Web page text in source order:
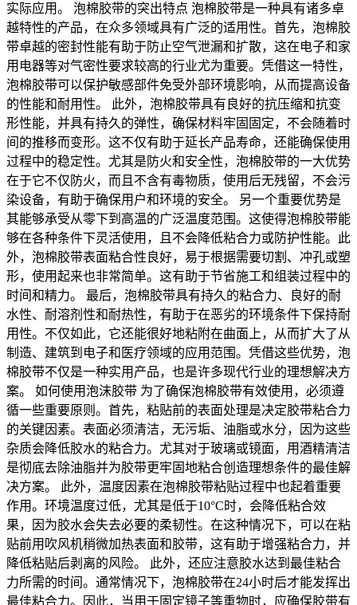
实际应用。 泡棉胶带的突出特点 泡棉胶带是一种具有诸多卓
越特性的产品，在众多领域具有广泛的适用性。首先，泡棉胶
带卓越的密封性能有助于防止空气泄漏和扩散，这在电子和家
用电器等对气密性要求较高的行业尤为重要。凭借这一特性，
泡棉胶带可以保护敏感部件免受外部环境影响，从而提高设备
的性能和耐用性。 此外，泡棉胶带具有良好的抗压缩和抗变
形性能，并具有持久的弹性，确保材料牢固固定，不会随着时
间的推移而变形。这不仅有助于延长产品寿命，还能确保使用
过程中的稳定性。尤其是防火和安全性，泡棉胶带的一大优势
在于它不仅防火，而且不含有毒物质，使用后无残留，不会污
染设备，有助于确保用户和环境的安全。 另一个重要优势是
其能够承受从零下到高温的广泛温度范围。这使得泡棉胶带能
够在各种条件下灵活使用，且不会降低粘合力或防护性能。此
外，泡棉胶带表面粘合性良好，易于根据需要切割、冲孔或塑
形，使用起来也非常简单。这有助于节省施工和组装过程中的
时间和精力。 最后，泡棉胶带具有持久的粘合力、良好的耐
水性、耐溶剂性和耐热性，有助于在恶劣的环境条件下保持耐
用性。不仅如此，它还能很好地粘附在曲面上，从而扩大了从
制造、建筑到电子和医疗领域的应用范围。凭借这些优势，泡
棉胶带不仅是一种实用产品，也是许多现代行业的理想解决方
案。 如何使用泡沫胶带 为了确保泡棉胶带有效使用，必须遵
循一些重要原则。首先，粘贴前的表面处理是决定胶带粘合力
的关键因素。表面必须清洁，无污垢、油脂或水分，因为这些
杂质会降低胶水的粘合力。尤其对于玻璃或镜面，用酒精清洁
是彻底去除油脂并为胶带更牢固地粘合创造理想条件的最佳解
决方案。 此外，温度因素在泡棉胶带粘贴过程中也起着重要
作用。环境温度过低，尤其是低于10°C时，会降低粘合效
果，因为胶水会失去必要的柔韧性。在这种情况下，可以在粘
贴前用吹风机稍微加热表面和胶带，这有助于增强粘合力，并
降低粘贴后剥离的风险。 此外，还应注意胶水达到最佳粘合
力所需的时间。通常情况下，泡棉胶带在24小时后才能发挥出
最佳粘合力。因此，当用于固定镜子等重物时，应确保胶带有